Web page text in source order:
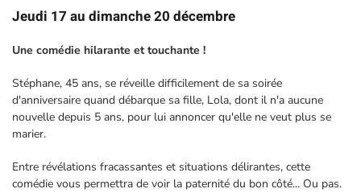
Jeudi 17 au dimanche 20 décembre
Une comédie hilarante et touchante !
Stéphane, 45 ans, se réveille difficilement de sa soirée
d'anniversaire quand débarque sa fille, Lola, dont il n'a aucune
nouvelle depuis 5 ans, pour lui annoncer qu'elle ne veut plus se
marier.
Entre révélations fracassantes et situations délirantes, cette
comédie vous permettra de voir la paternité du bon côté... Ou pas.